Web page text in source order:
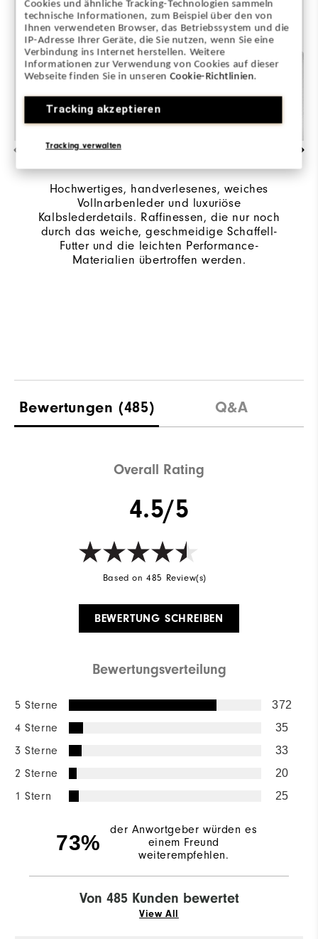
Cookies und ähnliche Tracking-Technologien sammeln
technische Informationen, zum Beispiel über den von
Ihnen verwendeten Browser, das Betriebssystem und die
IP-Adresse Ihrer Geräte, die Sie nutzen, wenn Sie eine
Verbindung ins Internet herstellen. Weitere
Informationen zur Verwendung von Cookies auf dieser
Webseite finden Sie in unserenCookie-Richtlinien.
Tracking akzeptieren
Tracking verwalten
Hochwertiges, handverlesenes, weiches
Vollnarbenleder und luxuriöse
Kalbslederdetails. Raffinessen, die nur noch
durch das weiche, geschmeidige Schaffell-
Futter und die leichten Performance-
Materialien übertroffen werden.
Bewertungen (485) Q&A
Overall Rating
4.5/5
Based on 485 Review(s)
BEWERTUNG SCHREIBEN
Bewertungsverteilung
5 Sterne 372
4 Sterne 35
3 Sterne 33
2 Sterne 20
1 Stern 25
73%
der Anwortgeber würden es
einem Freund
weiterempfehlen.
Von 485 Kunden bewertet
View All